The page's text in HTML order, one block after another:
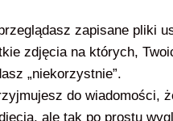
zapisane pliki
zdjęcia na których,
„niekorzystnie”.
do wiadomości,
ale tak po prostu